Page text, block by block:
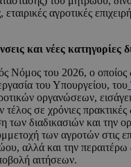
αγροτικές
και νέες κατηγορίες
Νόμος του 2026, ο
του Υπουργείου, του
οργανώσεων,
τέλος σε χρόνιες
των διαδικασιών και την
των αγροτών στις
αλλά και την
αιτήσεων.